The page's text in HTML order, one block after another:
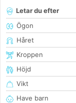
Letar du efter
Ögon
Håret
Kroppen
Höjd
Vikt
Have barn